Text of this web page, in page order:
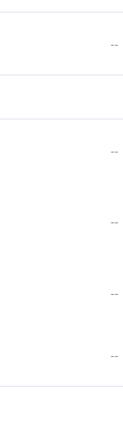
--
--
--
--
--